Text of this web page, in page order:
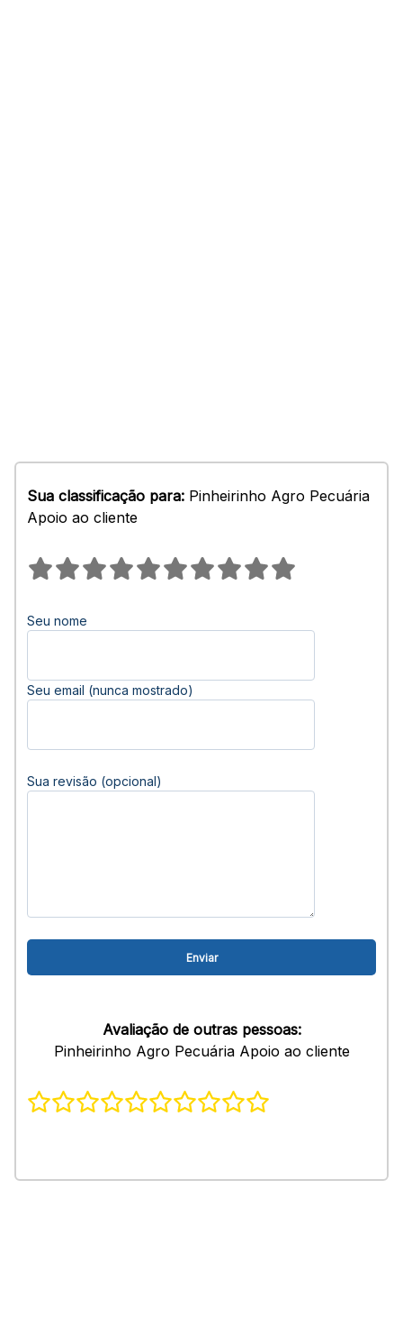
Sua classificação para: Pinheirinho Agro Pecuária
Apoio ao cliente
Seu nome
Seu email (nunca mostrado)
Sua revisão (opcional)
Avaliação de outras pessoas:
Pinheirinho Agro Pecuária Apoio ao cliente